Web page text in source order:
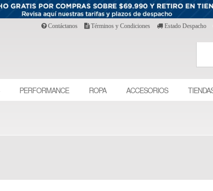
Contáctanos Términos y Condiciones Estado Despacho
PERFORMANCE ROPA ACCESORIOS